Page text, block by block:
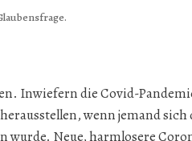
Inwiefern die Covid-
wenn jemand
wurde. Neue, harmlosere